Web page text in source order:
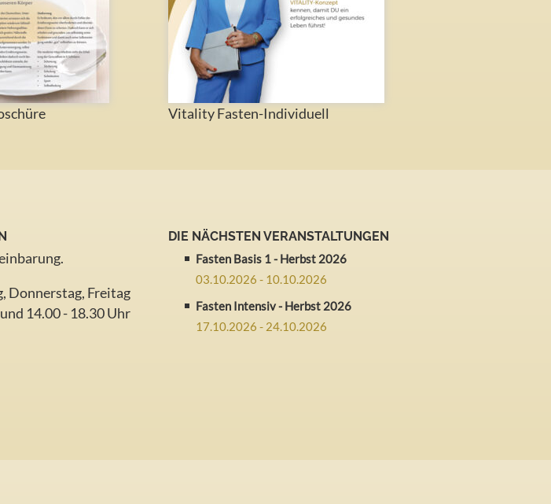
Vitality Fasten-Individuell
Donnerstag, Freitag
14.00 - 18.30 Uhr
DIE NÄCHSTEN VERANSTALTUNGEN
Fasten Basis 1 - Herbst 2026
03.10.2026 - 10.10.2026
Fasten Intensiv - Herbst 2026
17.10.2026 - 24.10.2026